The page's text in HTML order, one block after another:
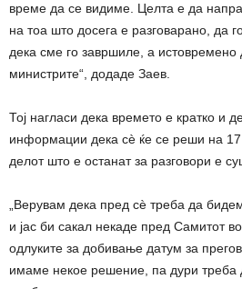
време да се видиме. Целта е да
на тоа што досега е разговарано, да
дека сме го завршиле, а
министрите“, додаде Заев.
Тој нагласи дека времето е кратко и
информации дека сѐ ќе се реши на 17
делот што е останат за разговори е
„Верувам дека пред сѐ треба да
и јас би сакал некаде пред Самитот
одлуките за добивање датум за
имаме некое решение, па дури